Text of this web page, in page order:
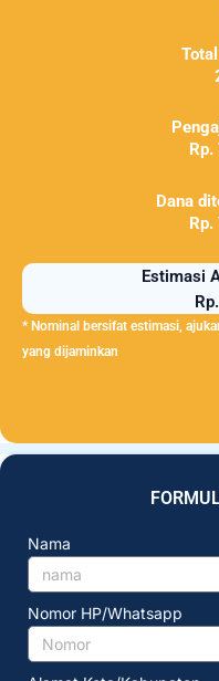
Dana
Estimasi
* Nominal bersifat estimasi,
yang dijaminkan
Nama
Nomor HP/Whatsapp